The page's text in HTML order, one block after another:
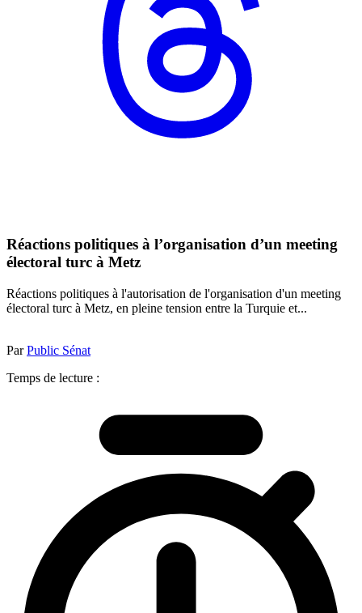
Réactions politiques à l’organisation d’un meeting
électoral turc à Metz
Réactions politiques à l'autorisation de l'organisation d'un meeting
électoral turc à Metz, en pleine tension entre la Turquie et...
ParPublic Sénat
Temps de lecture :